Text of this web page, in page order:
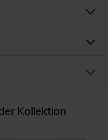
Kollektion